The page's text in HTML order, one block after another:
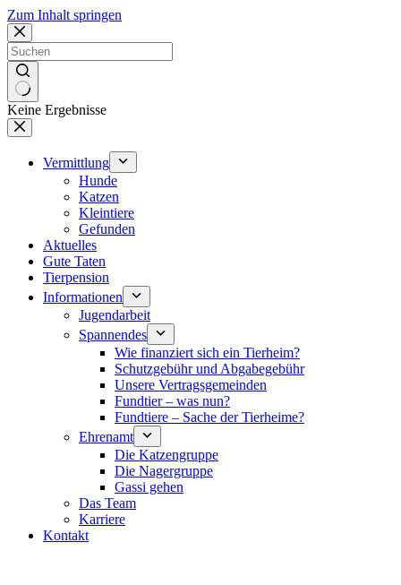
Zum Inhalt springen
Keine Ergebnisse
Vermittlung
Hunde
Katzen
Kleintiere
Gefunden
Aktuelles
Gute Taten
Tierpension
Informationen
Jugendarbeit
Spannendes
Wie finanziert sich ein Tierheim?
Schutzgebühr und Abgabegebühr
Unsere Vertragsgemeinden
Fundtier – was nun?
Fundtiere – Sache der Tierheime?
Ehrenamt
Die Katzengruppe
Die Nagergruppe
Gassi gehen
Das Team
Karriere
Kontakt